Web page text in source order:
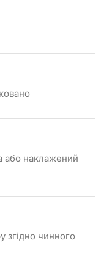
або наклажений
згідно чинного